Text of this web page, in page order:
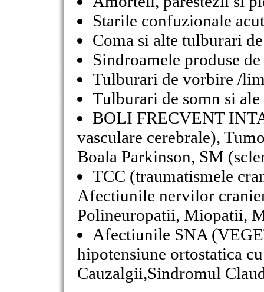
Starile confuzionale
Coma si alte tulburari
Sindroamele produse
Tulburari de vorbire /
Tulburari de somn si
BOLI FRECVENT
vasculare cerebrale),
Boala Parkinson, SM
TCC (traumatismele
Afectiunile nervilor
Polineuropatii, Miopatii,
Afectiunile SNA
hipotensiune ortostatica
Cauzalgii,Sindromul